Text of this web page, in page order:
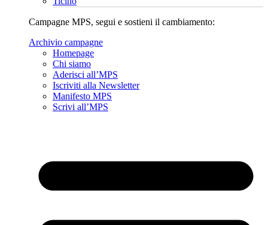
Campagne MPS, segui e sostieni il cambiamento:
Archivio campagne
Homepage
Chi siamo
Aderisci all’MPS
Iscriviti alla Newsletter
Manifesto MPS
Scrivi all’MPS